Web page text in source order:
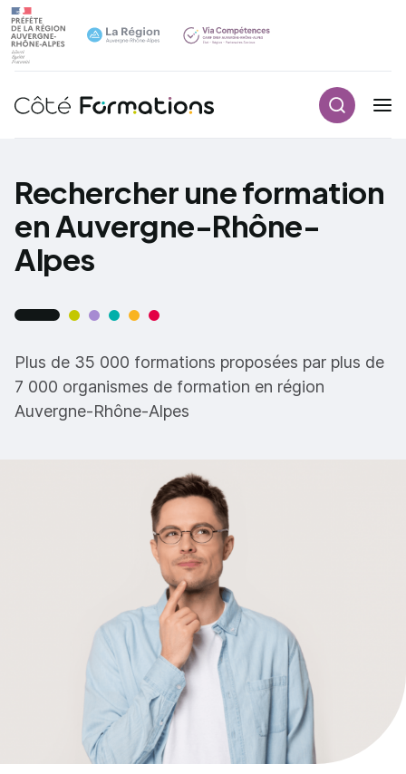
Navigation principale
Rechercher une formation
en Auvergne-Rhône-
Alpes
Plus de 35 000 formations proposées par plus de
7 000 organismes de formation en région
Auvergne-Rhône-Alpes